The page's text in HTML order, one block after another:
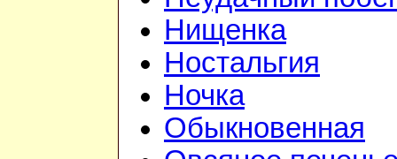
Нищенка
Ностальгия
Ночка
Обыкновенная